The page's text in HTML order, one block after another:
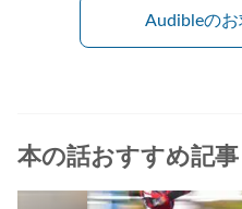
Audibleの
本の話おすすめ記事